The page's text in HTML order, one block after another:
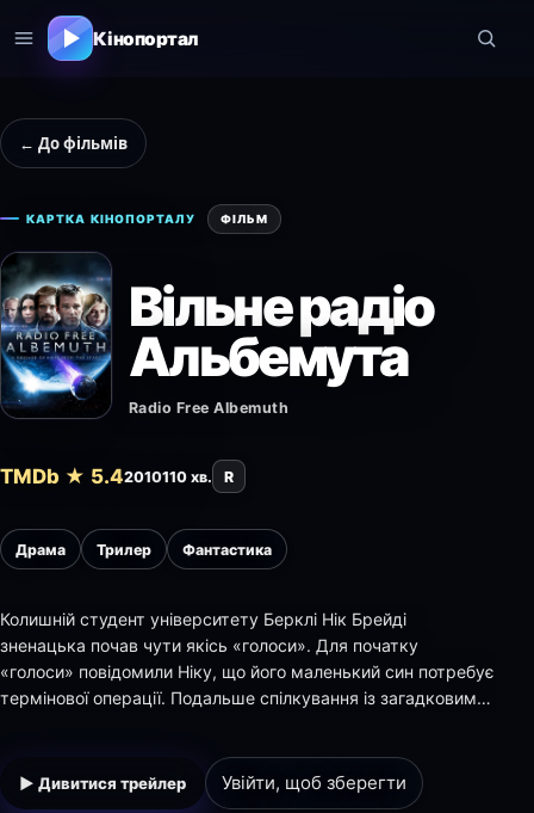
Кінопортал
← До фільмів
КАРТКА КІНОПОРТАЛУ ФІЛЬМ
Вільне радіо
Альбемута
Radio Free Albemuth
TMDb ★ 5.42010110 хв. R
Драма Трилер Фантастика
Колишній студент університету Берклі Нік Брейді
зненацька почав чути якісь «голоси». Для початку
«голоси» повідомили Ніку, що його маленький син потребує
термінової операції. Подальше спілкування із загадковими
▶ Дивитися трейлер Увійти, щоб зберегти